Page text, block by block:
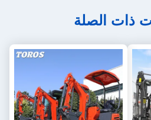
ذات الصلة